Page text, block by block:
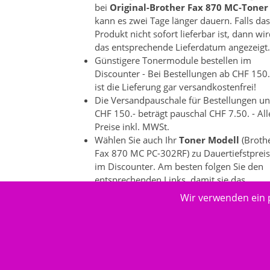
bei Original-Brother Fax 870 MC-Toner
kann es zwei Tage länger dauern. Falls das
Produkt nicht sofort lieferbar ist, dann
das entsprechende Lieferdatum angezeigt.
Günstigere Tonermodule bestellen im
Discounter - Bei Bestellungen ab CHF
ist die Lieferung gar versandkostenfrei!
Die Versandpauschale für Bestellungen
CHF 150.- beträgt pauschal CHF 7.50. -
Preise inkl. MWSt.
Wählen Sie auch Ihr Toner Modell
Fax 870 MC PC-302RF) zu
im Discounter. Am besten folgen Sie den
entsprechenden Links, damit sie das
korrekte, passende Modell und die dazu
passenden Produkte auswählen können. Es
Wir verwenden ein